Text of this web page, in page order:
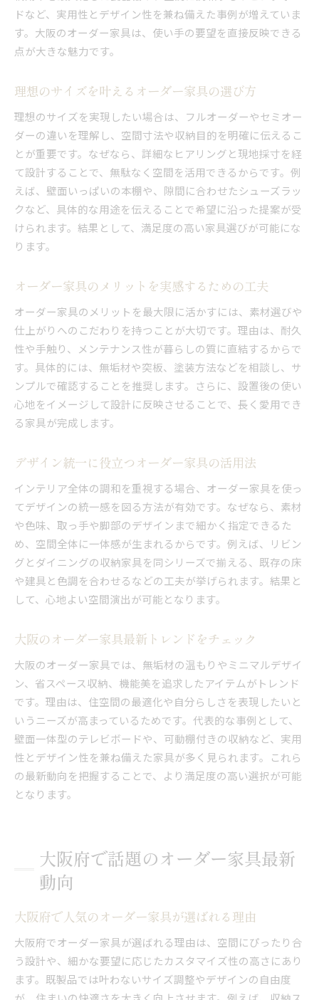
無垢材家具で長く使えるインテリアを実現
大阪で無垢材のオーダー家具が人気の理由
質感重視のオーダー家具選びのヒント
収納効率化を実現するオーダー家具活用術
オーダー家具で収納効率を最大化する方法
自宅に合わせた収納家具オーダーのポイント
スペース活用に優れるオーダー家具の実例
オーダー家具で叶える理想の収納空間設計
使い勝手にこだわる収納家具オーダーのコツ
収納を美しく整えるオーダー家具の工夫
大阪府で注目のオーダー家具業者選び方
業者選びで失敗しないためのオーダー家具知識
口コミで選ぶ大阪のオーダー家具業者の傾向
オーダー家具業者比較で重視すべきポイント
納期やアフターサポートも業者選びのカギ
大阪府で安いオーダー家具業者の選び方
評判から学ぶオーダー家具の選定ポイント
オーダー家具の評判から見える選定基準
評判の高いオーダー家具実例をチェック
選ばれるオーダー家具業者の共通点を解説
オーダー家具導入で後悔しないための注意点
評判を活かしたオーダー家具選びのコツ
暮らしを変えるオーダー家具導入のヒント
オーダー家具導入で暮らしが変わる理由
インテリア全体を引き立てる家具導入ポイント
オーダー家具で心地よい住空間を実現する方法
ドなど、実用性とデザイン性を兼ね備えた事例が増えていま
す。大阪のオーダー家具は、使い手の要望を直接反映できる
点が大きな魅力です。
理想のサイズを叶えるオーダー家具の選び方
理想のサイズを実現したい場合は、フルオーダーやセミオー
ダーの違いを理解し、空間寸法や収納目的を明確に伝えるこ
とが重要です。なぜなら、詳細なヒアリングと現地採寸を経
て設計することで、無駄なく空間を活用できるからです。例
えば、壁面いっぱいの本棚や、隙間に合わせたシューズラッ
クなど、具体的な用途を伝えることで希望に沿った提案が受
けられます。結果として、満足度の高い家具選びが可能にな
ります。
オーダー家具のメリットを実感するための工夫
オーダー家具のメリットを最大限に活かすには、素材選びや
仕上がりへのこだわりを持つことが大切です。理由は、耐久
性や手触り、メンテナンス性が暮らしの質に直結するからで
す。具体的には、無垢材や突板、塗装方法などを相談し、サ
ンプルで確認することを推奨します。さらに、設置後の使い
心地をイメージして設計に反映させることで、長く愛用でき
る家具が完成します。
デザイン統一に役立つオーダー家具の活用法
インテリア全体の調和を重視する場合、オーダー家具を使っ
てデザインの統一感を図る方法が有効です。なぜなら、素材
や色味、取っ手や脚部のデザインまで細かく指定できるた
め、空間全体に一体感が生まれるからです。例えば、リビン
グとダイニングの収納家具を同シリーズで揃える、既存の床
や建具と色調を合わせるなどの工夫が挙げられます。結果と
して、心地よい空間演出が可能となります。
大阪のオーダー家具最新トレンドをチェック
大阪のオーダー家具では、無垢材の温もりやミニマルデザイ
ン、省スペース収納、機能美を追求したアイテムがトレンド
です。理由は、住空間の最適化や自分らしさを表現したいと
いうニーズが高まっているためです。代表的な事例として、
壁面一体型のテレビボードや、可動棚付きの収納など、実用
性とデザイン性を兼ね備えた家具が多く見られます。これら
の最新動向を把握することで、より満足度の高い選択が可能
となります。
大阪府で話題のオーダー家具最新
動向
大阪府で人気のオーダー家具が選ばれる理由
大阪府でオーダー家具が選ばれる理由は、空間にぴったり合
う設計や、細かな要望に応じたカスタマイズ性の高さにあり
ます。既製品では叶わないサイズ調整やデザインの自由度